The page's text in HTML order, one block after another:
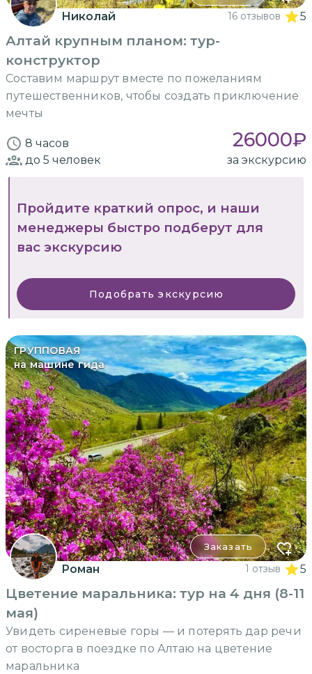
Николай 16 отзывов 5
Алтай крупным планом: тур-
конструктор
Составим маршрут вместе по пожеланиям
путешественников, чтобы создать приключение
мечты
8 часов 26000₽
до 5 человек за экскурсию
Пройдите краткий опрос, и наши
менеджеры быстро подберут для
вас экскурсию
Подобрать экскурсию
ГРУППОВАЯ
на машине гида
Заказать
Роман 1 отзыв 5
Цветение маральника: тур на 4 дня (8-11
мая)
Увидеть сиреневые горы — и потерять дар речи
от восторга в поездке по Алтаю на цветение
маральника